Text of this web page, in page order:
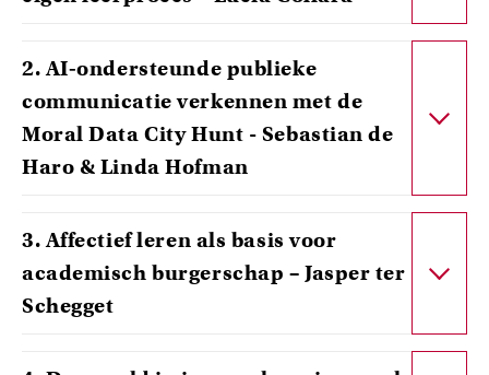
2. AI‑ondersteunde publieke
communicatie verkennen met de
Moral Data City Hunt - Sebastian de
Haro & Linda Hofman
3. Affectief leren als basis voor
academisch burgerschap – Jasper ter
Schegget